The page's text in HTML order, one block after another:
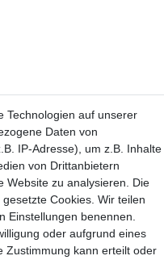
Technologien auf unserer
Daten von
IP-Adresse), um z.B. Inhalte
von Drittanbietern
Website zu analysieren. Die
Cookies. Wir teilen
Einstellungen benennen.
oder aufgrund eines
Zustimmung kann erteilt oder